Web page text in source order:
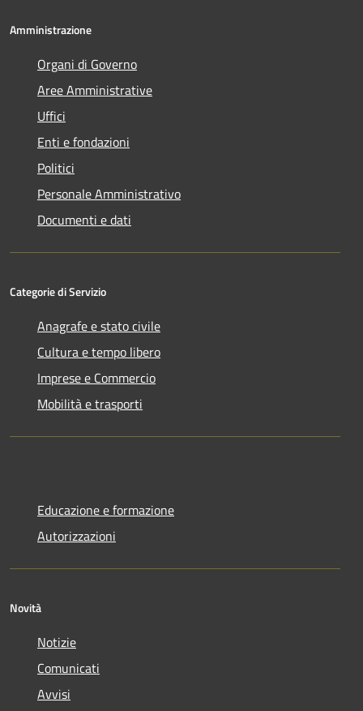
Amministrazione
Organi di Governo
Aree Amministrative
Uffici
Enti e fondazioni
Politici
Personale Amministrativo
Documenti e dati
Categorie di Servizio
Anagrafe e stato civile
Cultura e tempo libero
Imprese e Commercio
Mobilità e trasporti
Educazione e formazione
Autorizzazioni
Novità
Notizie
Comunicati
Avvisi